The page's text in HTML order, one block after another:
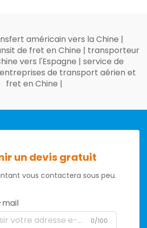
américain vers la Chine |
de fret en Chine | transporteur
vers l'Espagne | service de
entreprises de transport aérien et
fret en Chine |
un devis gratuit
vous contactera sous peu.
0/100